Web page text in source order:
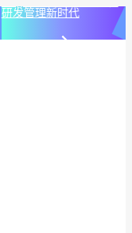
研发管理新时代